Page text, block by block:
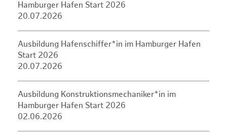
Hamburger Hafen Start 2026
20.07.2026
Ausbildung Hafenschiffer*in im Hamburger Hafen
Start 2026
20.07.2026
Ausbildung Konstruktionsmechaniker*in im
Hamburger Hafen Start 2026
02.06.2026